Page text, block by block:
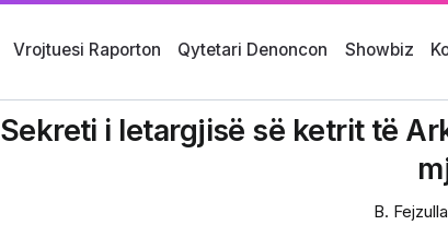
Vrojtuesi Raporton Qytetari Denoncon Showbiz
Sekreti i letargjisë së ketrit të
B.